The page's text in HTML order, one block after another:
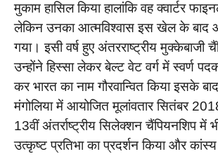
मुकाम हासिल किया हालांकि वह क्वार्टर
लेकिन उनका आत्मविश्वास इस खेल के बाद
गया। इसी वर्ष हुए अंतरराष्ट्रीय मुक्केबाजी
उन्होंने हिस्सा लेकर बेल्ट वेट वर्ग में स्वर्ण
कर भारत का नाम गौरवान्वित किया इसके
मंगोलिया में आयोजित मूलांवतार सितंबर
13वीं अंतर्राष्ट्रीय सिलेक्शन चैंपियनशिप में
उत्कृष्ट प्रतिभा का प्रदर्शन किया और